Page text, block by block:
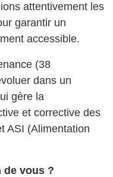
attentivement les
garantir un
accessible.
(38
dans un
gère la
et corrective des
ASI (Alimentation
de vous ?